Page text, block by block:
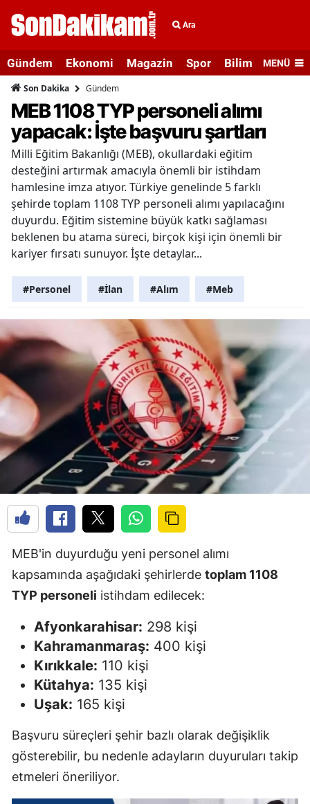
Ara
Gündem Ekonomi Magazin Spor Bilim veMENÜ
Son Dakika Gündem
MEB 1108 TYP personeli alımı
yapacak: İşte başvuru şartları
Milli Eğitim Bakanlığı (MEB), okullardaki eğitim
desteğini artırmak amacıyla önemli bir istihdam
hamlesine imza atıyor. Türkiye genelinde 5 farklı
şehirde toplam 1108 TYP personeli alımı yapılacağını
duyurdu. Eğitim sistemine büyük katkı sağlaması
beklenen bu atama süreci, birçok kişi için önemli bir
kariyer fırsatı sunuyor. İşte detaylar...
#Personel #İlan #Alım #Meb
MEB'in duyurduğu yeni personel alımı
kapsamında aşağıdaki şehirlerde toplam 1108
TYP personeli istihdam edilecek:
Afyonkarahisar: 298 kişi
Kahramanmaraş: 400 kişi
Kırıkkale: 110 kişi
Kütahya: 135 kişi
Uşak: 165 kişi
Başvuru süreçleri şehir bazlı olarak değişiklik
gösterebilir, bu nedenle adayların duyuruları takip
etmeleri öneriliyor.